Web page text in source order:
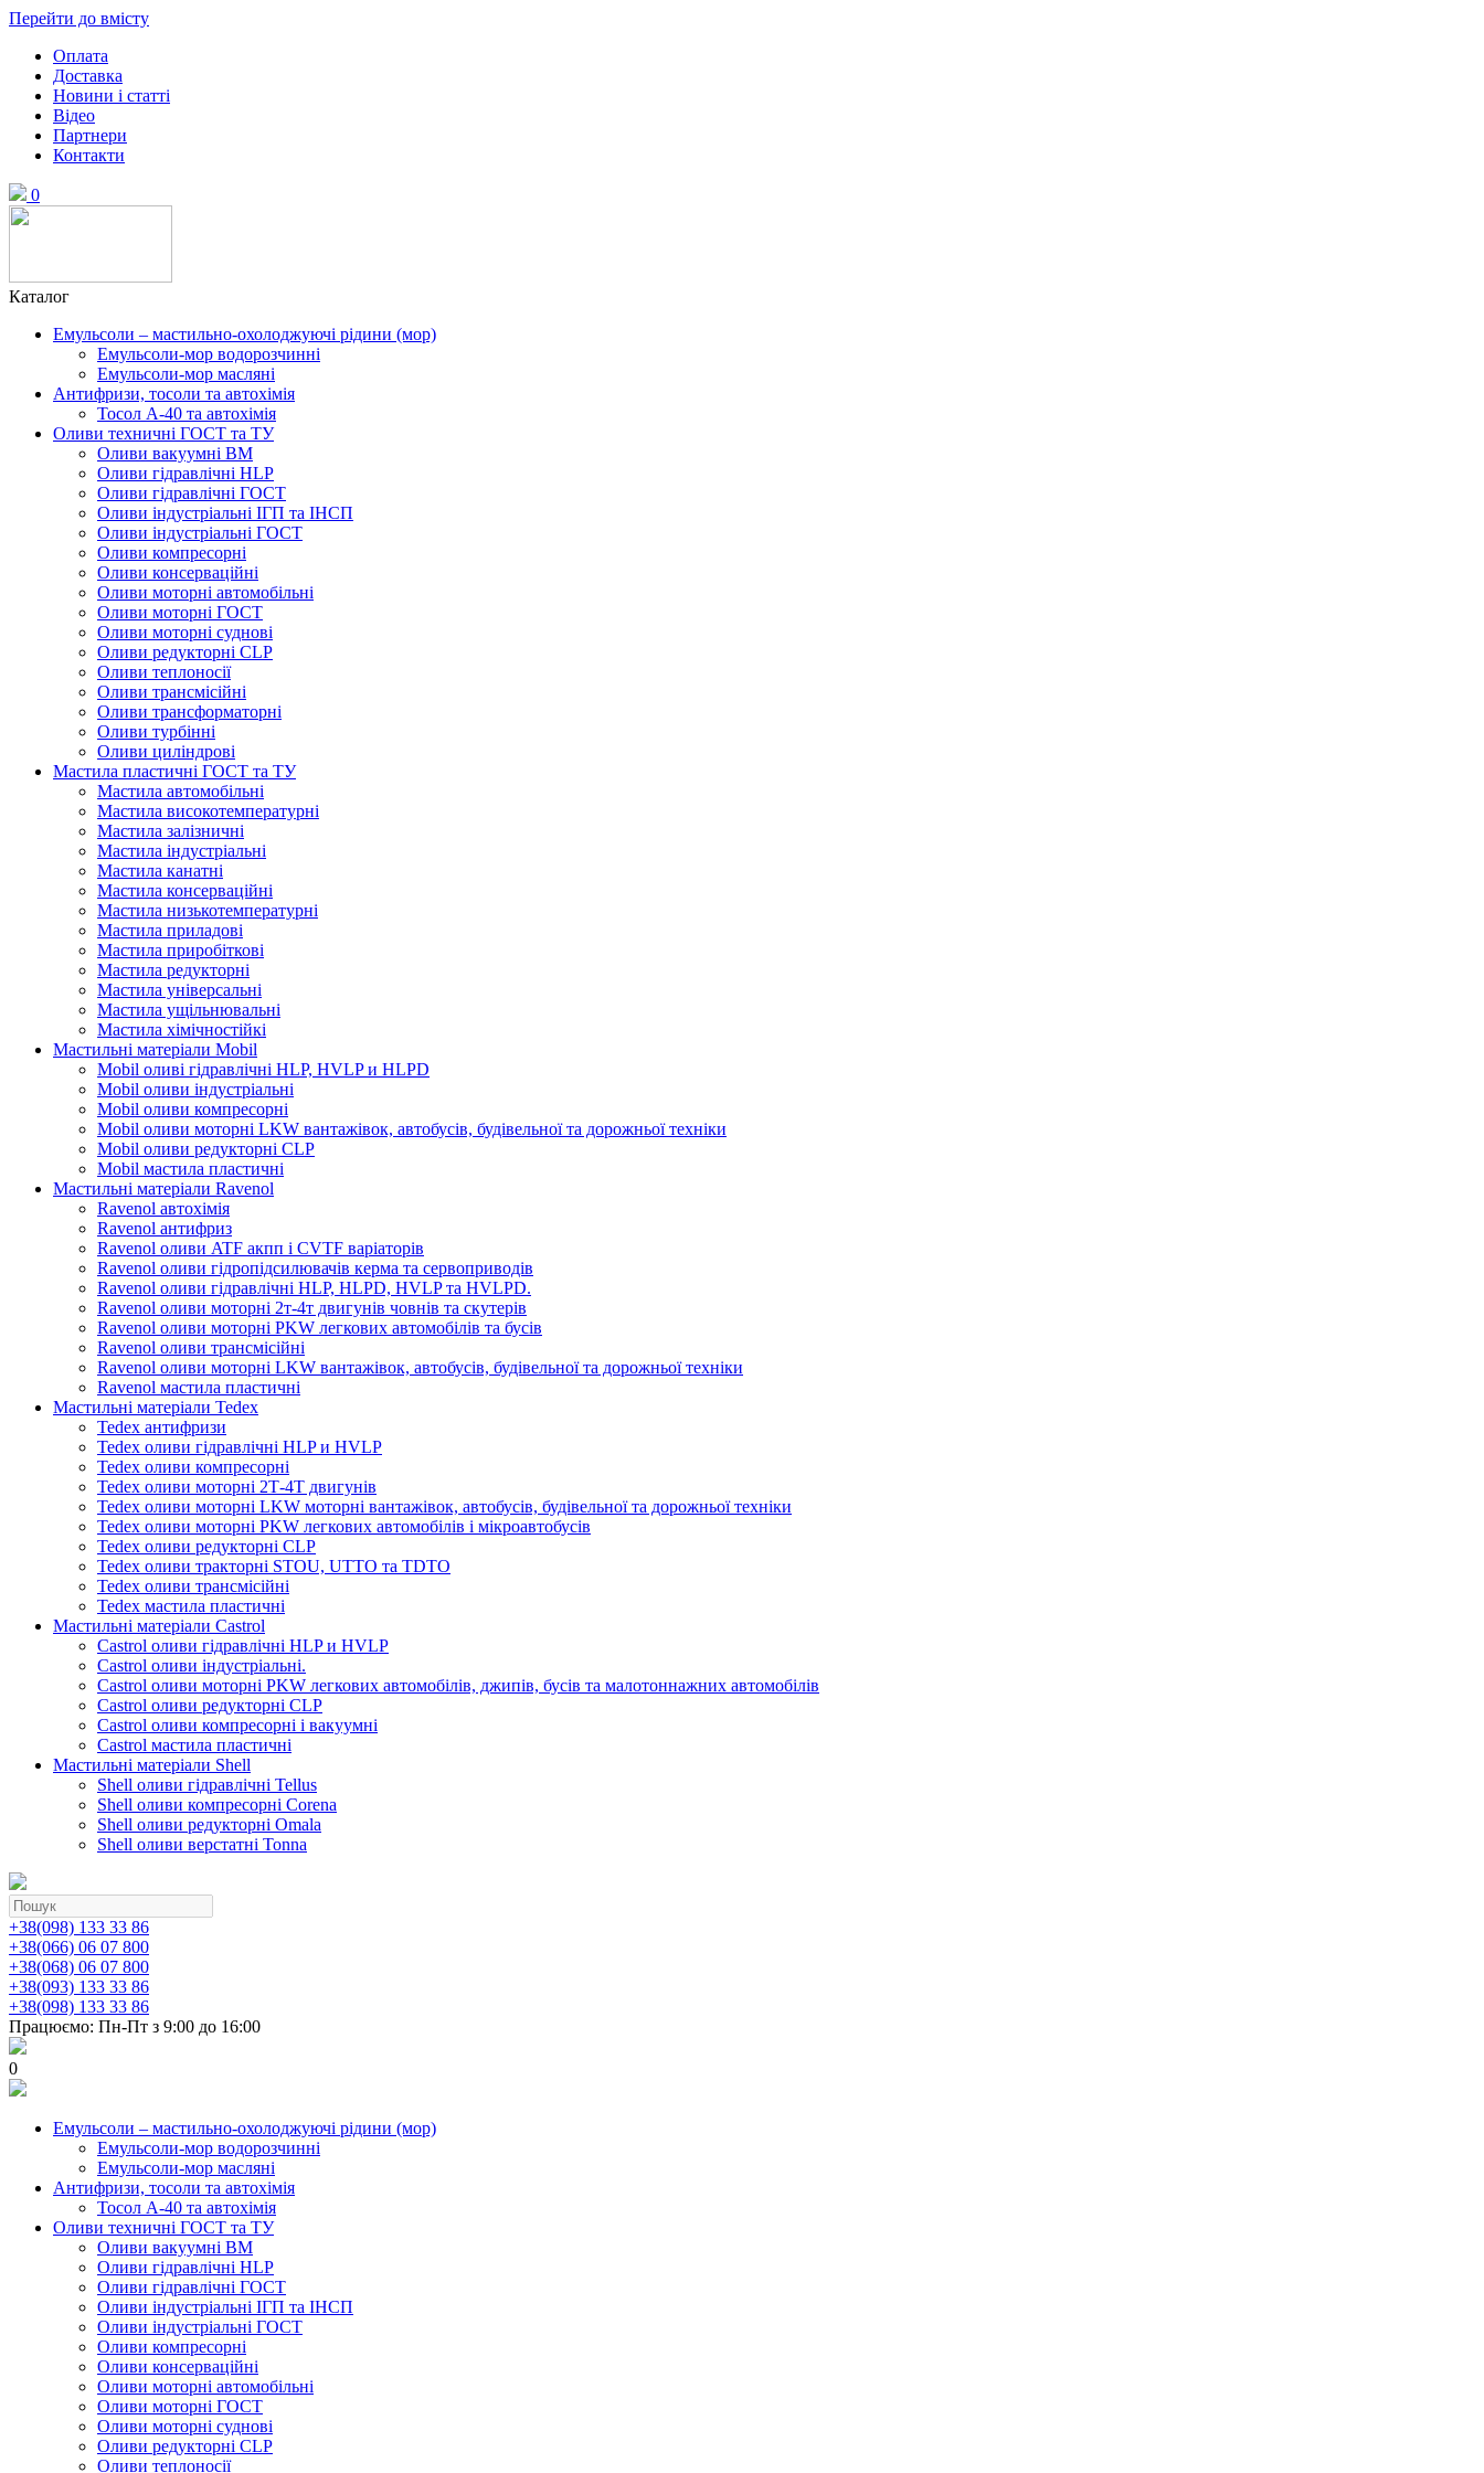
Перейти до вмісту
Оплата
Доставка
Новини і статті
Відео
Партнери
Контакти
0
Каталог
Емульсоли – мастильно-охолоджуючі рідини (мор)
Емульсоли-мор водорозчинні
Емульсоли-мор масляні
Антифризи, тосоли та автохімія
Тосол А-40 та автохімія
Оливи техничні ГОСТ та ТУ
Оливи вакуумні ВМ
Оливи гідравлічні HLP
Оливи гідравлічні ГОСТ
Оливи індустріальні ІГП та ІНСП
Оливи індустріальні ГОСТ
Оливи компресорні
Оливи консерваційні
Оливи моторні автомобільні
Оливи моторні ГОСТ
Оливи моторні суднові
Оливи редукторні CLP
Оливи теплоносії
Оливи трансмісійні
Оливи трансформаторні
Оливи турбінні
Оливи циліндрові
Мастила пластичні ГОСТ та ТУ
Мастила автомобільні
Мастила високотемпературні
Мастила залізничні
Мастила індустріальні
Мастила канатні
Мастила консерваційні
Мастила низькотемпературні
Мастила приладові
Мастила приробіткові
Мастила редукторні
Мастила універсальні
Мастила ущільнювальні
Мастила хімічностійкі
Мастильні матеріали Mobil
Mobil оливі гідравлічні HLP, HVLP и HLPD
Mobil оливи індустріальні
Mobil оливи компресорні
Mobil оливи моторні LKW вантажівок, автобусів, будівельної та дорожньої техніки
Mobil оливи редукторні CLP
Mobil мастила пластичні
Мастильні матеріали Ravenol
Ravenol автохімія
Ravenol антифриз
Ravenol оливи ATF акпп і CVTF варіаторів
Ravenol оливи гідропідсилювачів керма та сервоприводів
Ravenol оливи гідравлічні HLP, HLPD, HVLP та HVLPD.
Ravenol оливи моторні 2т-4т двигунів човнів та скутерів
Ravenol оливи моторні PKW легкових автомобілів та бусів
Ravenol оливи трансмісійні
Ravenol оливи моторні LKW вантажівок, автобусів, будівельної та дорожньої техніки
Ravenol мастила пластичні
Мастильні матеріали Tedex
Tedex антифризи
Tedex оливи гідравлічні HLP и HVLP
Tedex оливи компресорні
Tedex оливи моторні 2Т-4Т двигунів
Tedex оливи моторні LKW моторні вантажівок, автобусів, будівельної та дорожньої техніки
Tedex оливи моторні PKW легкових автомобілів і мікроавтобусів
Tedex оливи редукторні CLP
Tedex оливи тракторні STOU, UTTO та TDTO
Tedex оливи трансмісійні
Tedex мастила пластичні
Мастильні матеріали Castrol
Castrol оливи гідравлічні HLP и HVLP
Castrol оливи індустріальні.
Castrol оливи моторні PKW легкових автомобілів, джипів, бусів та малотоннажних автомобілів
Castrol оливи редукторні CLP
Castrol оливи компресорні і вакуумні
Castrol мастила пластичні
Мастильні матеріали Shell
Shell оливи гідравлічні Tellus
Shell оливи компресорні Corena
Shell оливи редукторні Omala
Shell оливи верстатні Tonna
+38(098) 133 33 86
+38(066) 06 07 800
+38(068) 06 07 800
+38(093) 133 33 86
+38(098) 133 33 86
Працюємо: Пн-Пт з 9:00 до 16:00
0
Емульсоли – мастильно-охолоджуючі рідини (мор)
Емульсоли-мор водорозчинні
Емульсоли-мор масляні
Антифризи, тосоли та автохімія
Тосол А-40 та автохімія
Оливи техничні ГОСТ та ТУ
Оливи вакуумні ВМ
Оливи гідравлічні HLP
Оливи гідравлічні ГОСТ
Оливи індустріальні ІГП та ІНСП
Оливи індустріальні ГОСТ
Оливи компресорні
Оливи консерваційні
Оливи моторні автомобільні
Оливи моторні ГОСТ
Оливи моторні суднові
Оливи редукторні CLP
Оливи теплоносії